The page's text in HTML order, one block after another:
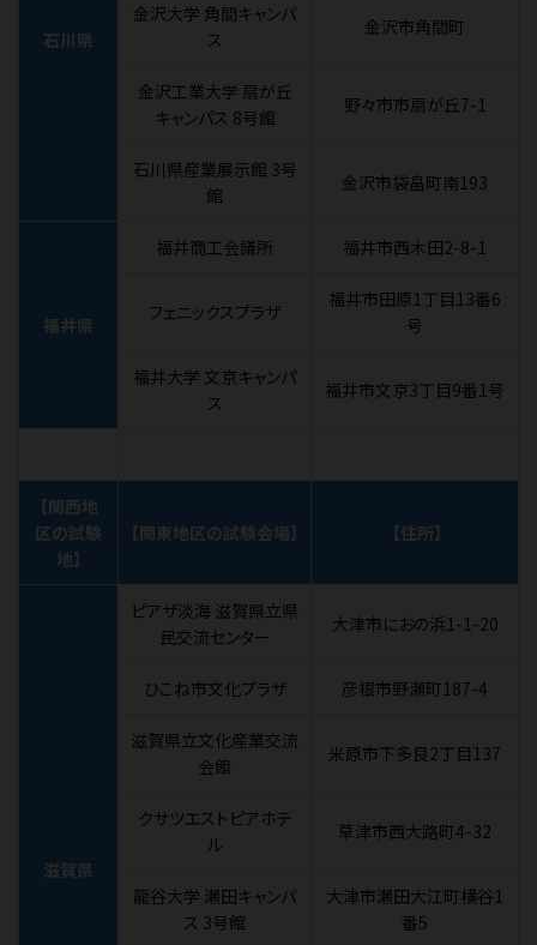
石川県
金沢大学 角間キャンパ
ス
金沢市角間町
金沢工業大学 扇が丘
キャンパス 8号館
野々市市扇が丘7-1
石川県産業展示館 3号
館
金沢市袋畠町南193
福井県
福井商工会議所 福井市西木田2-8-1
フェニックスプラザ
福井市田原1丁目13番6
号
福井大学 文京キャンパ
ス
福井市文京3丁目9番1号
【関西地
区の試験
地】
【関東地区の試験会場】 【住所】
滋賀県
ピアザ淡海 滋賀県立県
民交流センター
大津市におの浜1-1-20
ひこね市文化プラザ 彦根市野瀬町187-4
滋賀県立文化産業交流
会館
米原市下多良2丁目137
クサツエストピアホテ
ル
草津市西大路町4-32
龍谷大学 瀬田キャンパ
ス 3号館
大津市瀬田大江町横谷1
番5